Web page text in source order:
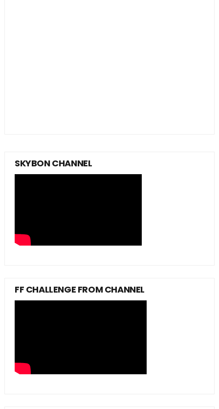
SKYBON CHANNEL
FF CHALLENGE FROM CHANNEL